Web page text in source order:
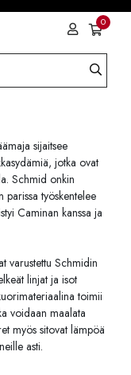
0
sijaitsee
jotka ovat
Schmid onkin
parissa työskentelee
Caminan kanssa ja
varustettu Schmidin
linjat ja isot
toimii
voidaan maalata
myös sitovat lämpöä
asti.